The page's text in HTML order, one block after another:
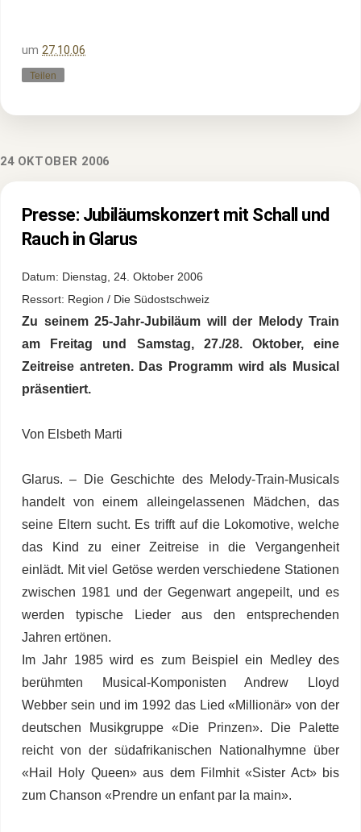
um 27.10.06
Teilen
24 OKTOBER 2006
Presse: Jubiläumskonzert mit Schall und
Rauch in Glarus
Datum: Dienstag, 24. Oktober 2006
Ressort: Region / Die Südostschweiz
Zu seinem 25-Jahr-Jubiläum will der Melody Train
am Freitag und Samstag, 27./28. Oktober, eine
Zeitreise antreten. Das Programm wird als Musical
präsentiert.
Von Elsbeth Marti
Glarus. – Die Geschichte des Melody-Train-Musicals
handelt von einem alleingelassenen Mädchen, das
seine Eltern sucht. Es trifft auf die Lokomotive, welche
das Kind zu einer Zeitreise in die Vergangenheit
einlädt. Mit viel Getöse werden verschiedene Stationen
zwischen 1981 und der Gegenwart angepeilt, und es
werden typische Lieder aus den entsprechenden
Jahren ertönen.
Im Jahr 1985 wird es zum Beispiel ein Medley des
berühmten Musical-Komponisten Andrew Lloyd
Webber sein und im 1992 das Lied «Millionär» von der
deutschen Musikgruppe «Die Prinzen». Die Palette
reicht von der südafrikanischen Nationalhymne über
«Hail Holy Queen» aus dem Filmhit «Sister Act» bis
zum Chanson «Prendre un enfant par la main».